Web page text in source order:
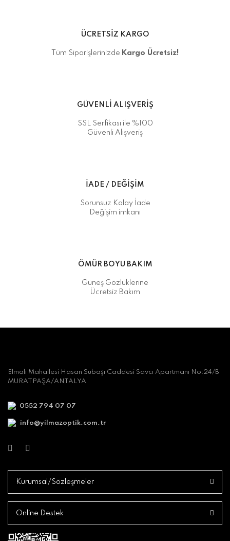
ÜCRETSİZ KARGO
Tüm Siparişlerinizde Kargo Ücretsiz!
GÜVENLİ ALIŞVERİŞ
SSL Serfikası ile %100
Güvenli Alışveriş
İADE / DEĞİŞİM
Sorunsuz Kolay İade
Değişim imkanı
ÖMÜR BOYU BAKIM
Güneş Gözlüklerine
Ücretsiz Bakım
Elmalı Mahallesi Hasan Subaşı Caddesi Savcı Apartmanı No:24/B
MURATPAŞA/ANTALYA
0552 794 07 07
info@yilmazoptik.com.tr
Kurumsal/Sözleşmeler
Online Destek